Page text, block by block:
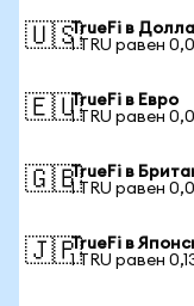
🇺🇸TrueFi в
1 TRU равен
🇪🇺TrueFi в Евро
1 TRU равен
🇬🇧TrueFi в
1 TRU равен
🇯🇵TrueFi в
1 TRU равен